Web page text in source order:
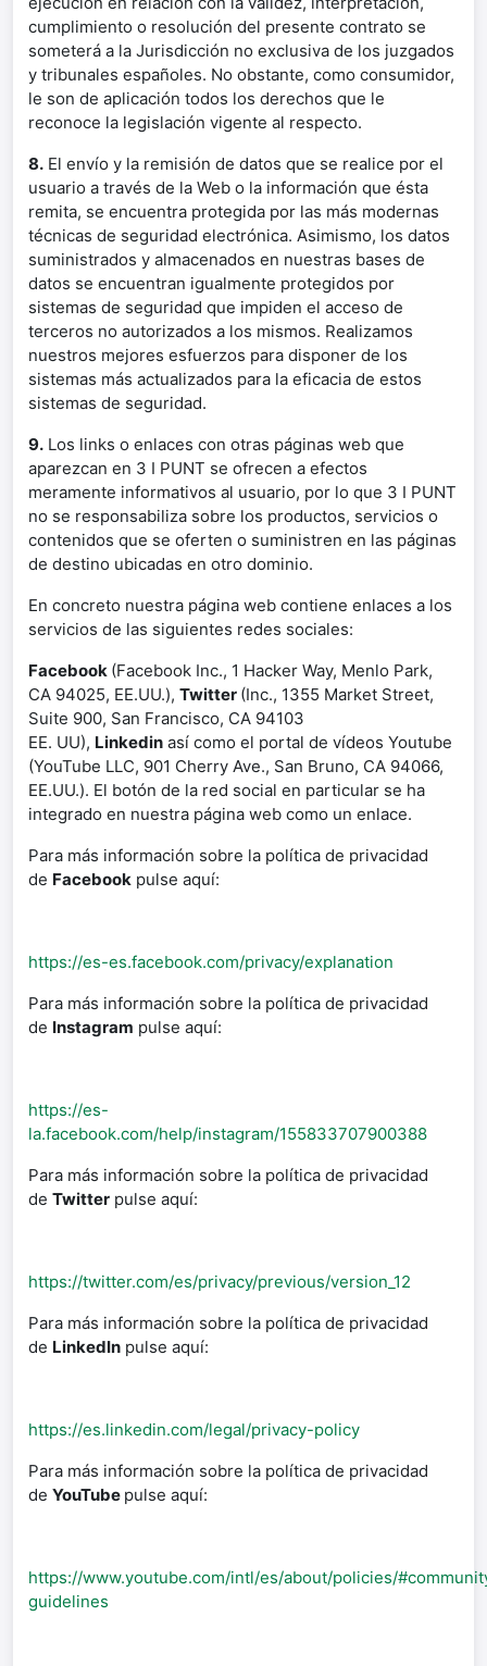
cumplimiento o resolución del presente contrato se
someterá a la Jurisdicción no exclusiva de los juzgados
y tribunales españoles. No obstante, como consumidor,
le son de aplicación todos los derechos que le
reconoce la legislación vigente al respecto.
8. El envío y la remisión de datos que se realice por el
usuario a través de la Web o la información que ésta
remita, se encuentra protegida por las más modernas
técnicas de seguridad electrónica. Asimismo, los datos
suministrados y almacenados en nuestras bases de
datos se encuentran igualmente protegidos por
sistemas de seguridad que impiden el acceso de
terceros no autorizados a los mismos. Realizamos
nuestros mejores esfuerzos para disponer de los
sistemas más actualizados para la eficacia de estos
sistemas de seguridad.
9. Los links o enlaces con otras páginas web que
aparezcan en 3 I PUNT se ofrecen a efectos
meramente informativos al usuario, por lo que 3 I PUNT
no se responsabiliza sobre los productos, servicios o
contenidos que se oferten o suministren en las páginas
de destino ubicadas en otro dominio.
En concreto nuestra página web contiene enlaces a los
servicios de las siguientes redes sociales:
Facebook (Facebook Inc., 1 Hacker Way, Menlo Park,
CA 94025, EE.UU.), Twitter (Inc., 1355 Market Street,
Suite 900, San Francisco, CA 94103
EE. UU), Linkedin así como el portal de vídeos Youtube
(YouTube LLC, 901 Cherry Ave., San Bruno, CA 94066,
EE.UU.). El botón de la red social en particular se ha
integrado en nuestra página web como un enlace.
Para más información sobre la política de privacidad
de Facebook pulse aquí:
https://es-es.facebook.com/privacy/explanation
Para más información sobre la política de privacidad
de Instagram pulse aquí:
https://es-
la.facebook.com/help/instagram/155833707900388
Para más información sobre la política de privacidad
de Twitter pulse aquí:
https://twitter.com/es/privacy/previous/version_12
Para más información sobre la política de privacidad
de LinkedIn pulse aquí:
https://es.linkedin.com/legal/privacy-policy
Para más información sobre la política de privacidad
de YouTube pulse aquí:
https://www.youtube.com/intl/es/about/policies/
guidelines